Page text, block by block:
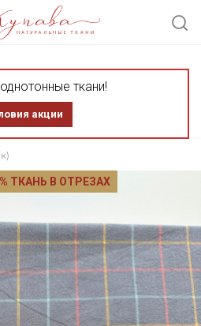
ткани!
акции
ТКАНЬ В ОТРЕЗАХ